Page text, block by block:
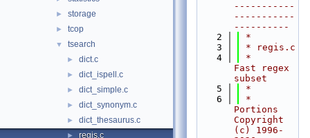
► storage
► tcop
▼ tsearch
► dict.c
► dict_ispell.c
► dict_simple.c
► dict_synonym.c
► dict_thesaurus.c
► regis.c
-----------
-----------
----------
    2
*
    3
* regis.c
    4
*
Fast regex
subset
    5
*
    6
*
Portions
Copyright
(c) 1996-